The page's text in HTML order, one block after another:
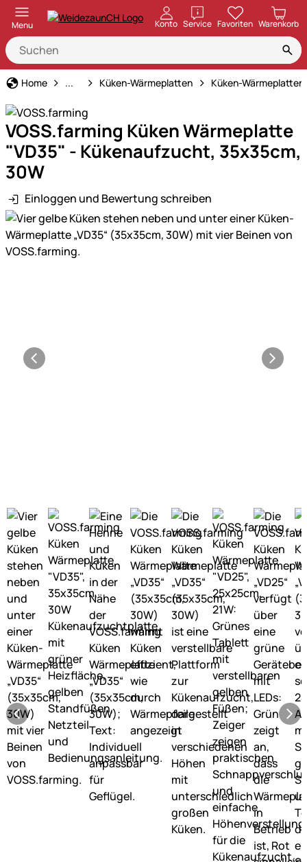
Menu Konto ServiceöffnenFavoriten Warenkorb
Home Kükenaufzucht
... Küken-Wärmeplatten Küken-Wärmeplatten
VOSS.farming Küken Wärmeplatte
"VD35" - Kükenaufzucht, 35x35cm,
30W
Einloggen und Bewertung schreiben
Produktgalerie